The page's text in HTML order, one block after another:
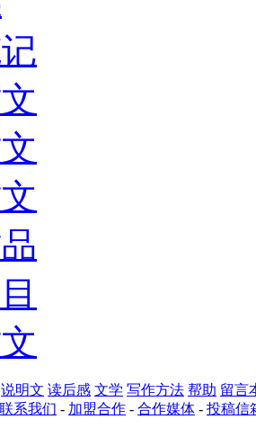
说明文 读后感 文学 写作方法 帮助 留言
联系我们 - 加盟合作 - 合作媒体 - 投稿信